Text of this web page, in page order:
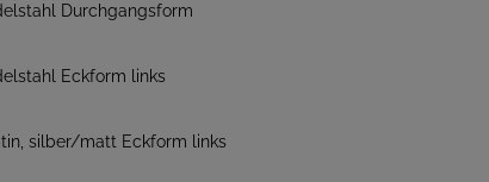
Durchgangsform
Eckform links
silber/matt Eckform links